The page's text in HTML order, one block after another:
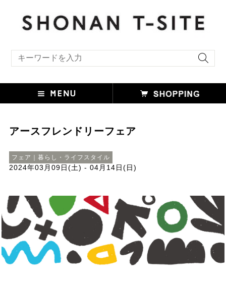
アースフレンドリーフェア
フェア｜暮らし・ライフスタイル
2024年03月09日(土) - 04月14日(日)